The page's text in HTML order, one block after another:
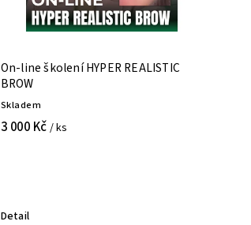
On-line školení HYPER REALISTIC
BROW
Skladem
3 000 Kč/ ks
Detail